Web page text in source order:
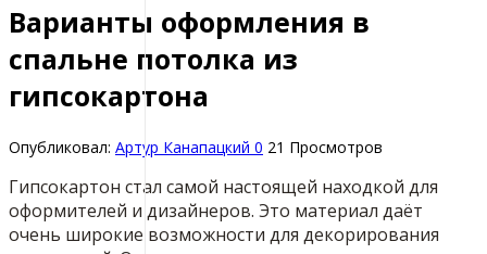
Варианты оформления в
спальне потолка из
гипсокартона
Опубликовал: Артур Канапацкий 0 21 Просмотров
Гипсокартон стал самой настоящей находкой для
оформителей и дизайнеров. Это материал даёт
очень широкие возможности для декорирования